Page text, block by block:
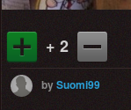
+ 2
bySuomi99